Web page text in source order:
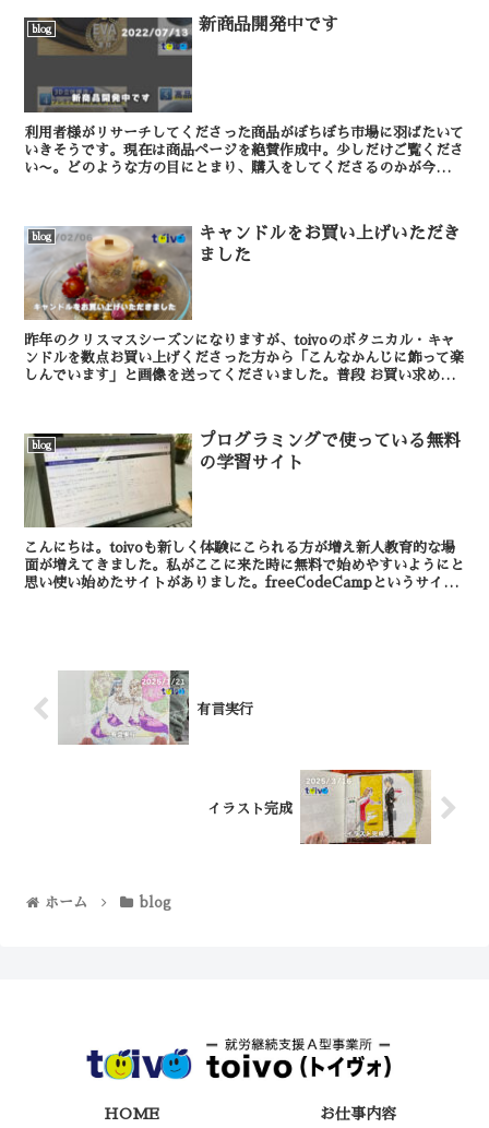
blog 新商品開発中です
利用者様がリサーチしてくださった商品がぼちぼち市場に羽ばたいて
いきそうです。現在は商品ページを絶賛作成中。少しだけご覧くださ
い〜。どのような方の目にとまり、購入をしてくださるのかが今から
blog
キャンドルをお買い上げいただき
ました
昨年のクリスマスシーズンになりますが、toivoのボタニカル・キャ
ンドルを数点お買い上げくださった方から「こんなかんじに飾って楽
しんでいます」と画像を送ってくださいました。普段 お買い求めい
blog
プログラミングで使っている無料
の学習サイト
こんにちは。toivoも新しく体験にこられる方が増え新人教育的な場
面が増えてきました。私がここに来た時に無料で始めやすいようにと
思い使い始めたサイトがありました。freeCodeCampというサイト
有言実行
イラスト完成
ホーム blog
HOME お仕事内容